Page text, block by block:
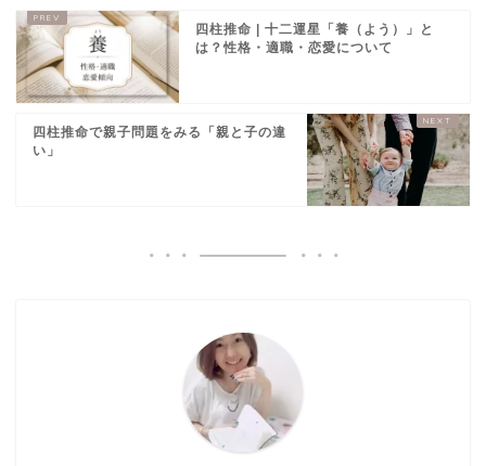
四柱推命 | 十二運星「養（よう）」と
は？性格・適職・恋愛について
四柱推命で親子問題をみる「親と子の違
い」